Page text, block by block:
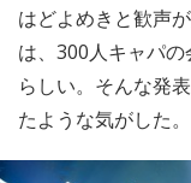
はどよめきと歓声
は、300人キャパ
らしい。そんな発
たような気がした。